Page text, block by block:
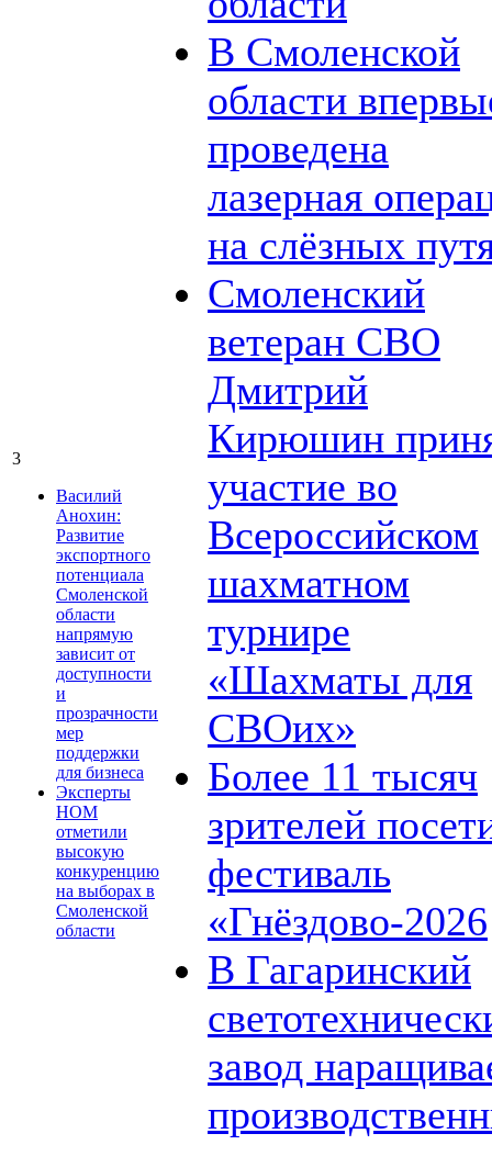
3
Василий
Анохин:
Развитие
экспортного
потенциала
Смоленской
области
напрямую
зависит от
доступности
и
прозрачности
мер
поддержки
для бизнеса
Эксперты
НОМ
отметили
высокую
конкуренцию
на выборах в
Смоленской
области
В Смоленской
области
проведена
лазерная
на слёзных
Смоленский
ветеран СВО
Дмитрий
Кирюшин
участие во
Всероссийском
шахматном
турнире
«Шахматы для
СВОих»
Более 11 тысяч
зрителей
фестиваль
«Гнёздово-2026
В Гагаринский
завод